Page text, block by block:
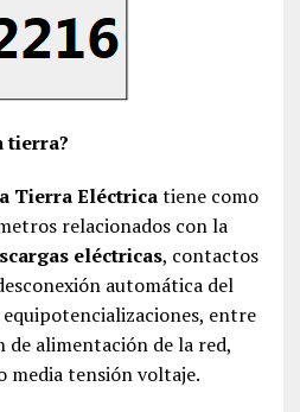
tierra?
Tierra Eléctricatiene como
relacionados con la
eléctricas, contactos
automática del
equipotencializaciones, entre
de alimentación de la red,
media tensión voltaje.